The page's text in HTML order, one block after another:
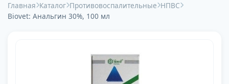
Главная Каталог Противовоспалительные НПВС
Biovet: Анальгин 30%, 100 мл